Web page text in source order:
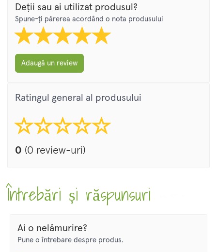
Deții sau ai utilizat produsul?
Spune-ți părerea acordând o nota produsului
Adaugă un review
Ratingul general al produsului
0 (0 review-uri)
Întrebări și răspunsuri
Ai o nelămurire?
Pune o întrebare despre produs.